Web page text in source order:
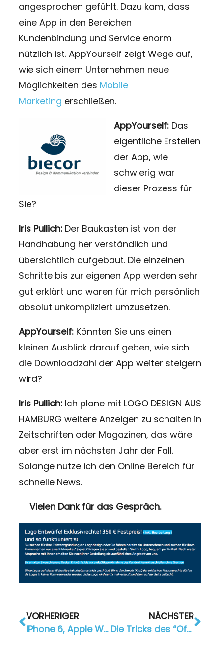
angesprochen gefühlt. Dazu kam, dass
eine App in den Bereichen
Kundenbindung und Service enorm
nützlich ist. AppYourself zeigt Wege auf,
wie sich einem Unternehmen neue
Möglichkeiten des Mobile
Marketing erschließen.
AppYourself:Das
eigentliche Erstellen
der App, wie
schwierig war
dieser Prozess für
Sie?
Iris Pullich:Der Baukasten ist von der
Handhabung her verständlich und
übersichtlich aufgebaut. Die einzelnen
Schritte bis zur eigenen App werden sehr
gut erklärt und waren für mich persönlich
absolut unkompliziert umzusetzen.
AppYourself:Könnten Sie uns einen
kleinen Ausblick darauf geben, wie sich
die Downloadzahl der App weiter steigern
wird?
Iris Pullich:Ich plane mit LOGO DESIGN AUS
HAMBURG weitere Anzeigen zu schalten in
Zeitschriften oder Magazinen, das wäre
aber erst im nächsten Jahr der Fall.
Solange nutze ich den Online Bereich für
schnelle News.
Vielen Dank für das Gespräch.
VORHERIGER
iPhone 6, Apple Watch, Apple Pay, iOS 8: Die wichtigsten Fakten im Überblick
NÄCHSTER
Die Tricks des “Offline Mobile Marketing”